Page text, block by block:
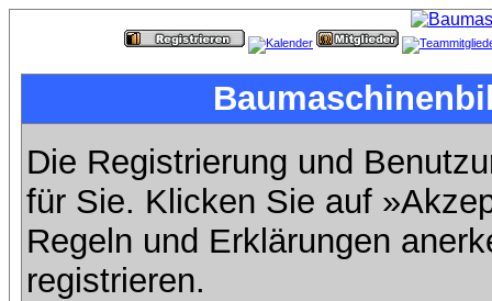
Die Registrierung und
für Sie. Klicken Sie auf
Regeln und Erklärungen
registrieren.